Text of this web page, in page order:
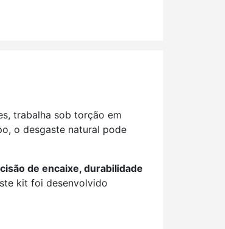
trabalha sob torção em
o desgaste natural pode
de encaixe, durabilidade
kit foi desenvolvido